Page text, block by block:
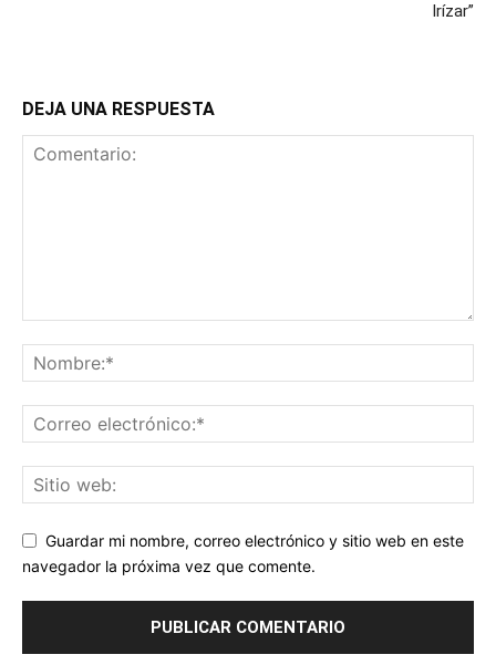
Irízar”
DEJA UNA RESPUESTA
Guardar mi nombre, correo electrónico y sitio web en este
navegador la próxima vez que comente.